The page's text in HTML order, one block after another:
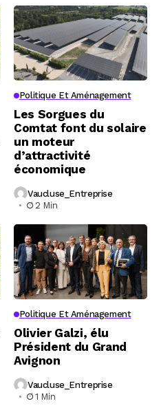
Politique Et Aménagement
Les Sorgues du
Comtat font du solaire
un moteur
d’attractivité
économique
Vaucluse_Entreprise
2 Min
Politique Et Aménagement
Olivier Galzi, élu
Président du Grand
Avignon
Vaucluse_Entreprise
1 Min